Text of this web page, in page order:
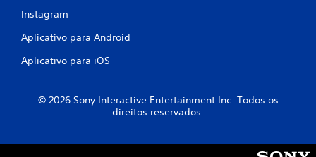
Instagram
Aplicativo para Android
Aplicativo para iOS
© 2026 Sony Interactive Entertainment Inc. Todos os
direitos reservados.